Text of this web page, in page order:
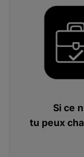
Si ce
tu peux